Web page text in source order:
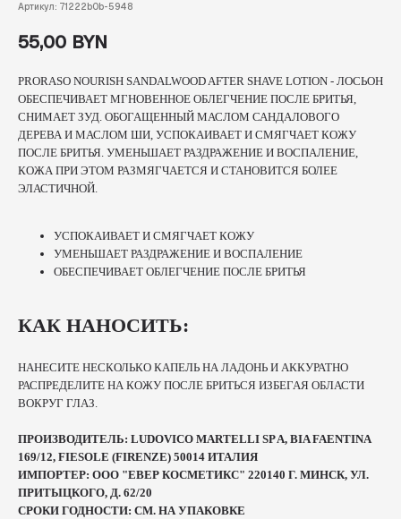
Артикул: 71222b0b-5948
55,00 BYN
PRORASO NOURISH SANDALWOOD AFTER SHAVE LOTION - ЛОСЬОН
ОБЕСПЕЧИВАЕТ МГНОВЕННОЕ ОБЛЕГЧЕНИЕ ПОСЛЕ БРИТЬЯ,
СНИМАЕТ ЗУД. ОБОГАЩЕННЫЙ МАСЛОМ САНДАЛОВОГО
ДЕРЕВА И МАСЛОМ ШИ, УСПОКАИВАЕТ И СМЯГЧАЕТ КОЖУ
ПОСЛЕ БРИТЬЯ. УМЕНЬШАЕТ РАЗДРАЖЕНИЕ И ВОСПАЛЕНИЕ,
КОЖА ПРИ ЭТОМ РАЗМЯГЧАЕТСЯ И СТАНОВИТСЯ БОЛЕЕ
ЭЛАСТИЧНОЙ.
УСПОКАИВАЕТ И СМЯГЧАЕТ КОЖУ
УМЕНЬШАЕТ РАЗДРАЖЕНИЕ И ВОСПАЛЕНИЕ
ОБЕСПЕЧИВАЕТ ОБЛЕГЧЕНИЕ ПОСЛЕ БРИТЬЯ
КАК НАНОСИТЬ:
НАНЕСИТЕ НЕСКОЛЬКО КАПЕЛЬ НА ЛАДОНЬ И АККУРАТНО
РАСПРЕДЕЛИТЕ НА КОЖУ ПОСЛЕ БРИТЬСЯ ИЗБЕГАЯ ОБЛАСТИ
ВОКРУГ ГЛАЗ.
ПРОИЗВОДИТЕЛЬ: LUDOVICO MARTELLI SP A, BIA FAENTINA
169/12, FIESOLE (FIRENZE) 50014 ИТАЛИЯ
ИМПОРТЕР: ООО "ЕВЕР КОСМЕТИКС" 220140 Г. МИНСК, УЛ.
ПРИТЫЦКОГО, Д. 62/20
СРОКИ ГОДНОСТИ: СМ. НА УПАКОВКЕ